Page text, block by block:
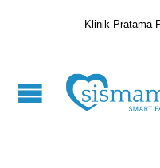
Klinik Pratama